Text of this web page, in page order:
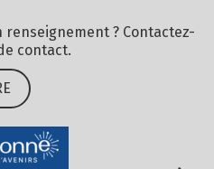
renseignement ? Contactez-
contact.